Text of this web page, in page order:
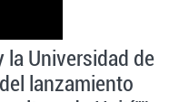
la Universidad de
lanzamiento